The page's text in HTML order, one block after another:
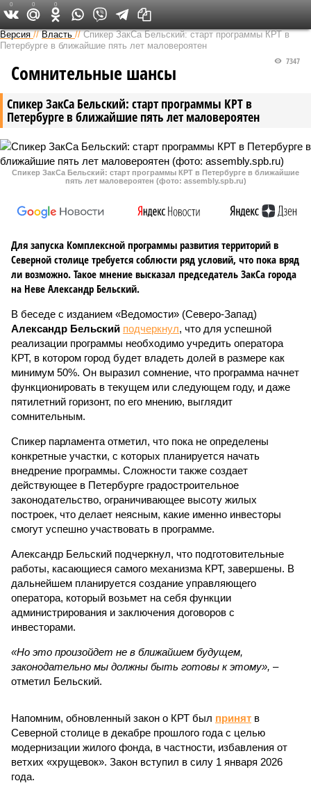
Версия на Неве
Версия //Власть //Спикер ЗакСа Бельский: старт программы КРТ в
Петербурге в ближайшие пять лет маловероятен
Спикер ЗакСа Бельский: старт программы КРТ в
Петербурге в ближайшие пять лет маловероятен
7347
Сомнительные шансы
Спикер ЗакСа Бельский: старт программы КРТ в Петербурге в ближайшие
пять лет маловероятен (фото: assembly.spb.ru)
Для запуска Комплексной программы развития территорий в
Северной столице требуется соблюсти ряд условий, что пока вряд
ли возможно. Такое мнение высказал председатель ЗакСа города
на Неве Александр Бельский.
В беседе с изданием «Ведомости» (Северо-Запад)
Александр Бельский подчеркнул, что для успешной
реализации программы необходимо учредить оператора
КРТ, в котором город будет владеть долей в размере как
минимум 50%. Он выразил сомнение, что программа начнет
функционировать в текущем или следующем году, и даже
пятилетний горизонт, по его мнению, выглядит
сомнительным.
Спикер парламента отметил, что пока не определены
конкретные участки, с которых планируется начать
внедрение программы. Сложности также создает
действующее в Петербурге градостроительное
законодательство, ограничивающее высоту жилых
построек, что делает неясным, какие именно инвесторы
смогут успешно участвовать в программе.
Александр Бельский подчеркнул, что подготовительные
работы, касающиеся самого механизма КРТ, завершены. В
дальнейшем планируется создание управляющего
оператора, который возьмет на себя функции
администрирования и заключения договоров с
инвесторами.
«Но это произойдет не в ближайшем будущем,
законодательно мы должны быть готовы к этому», –
отметил Бельский.
Напомним, обновленный закон о КРТ был принят в
Северной столице в декабре прошлого года с целью
модернизации жилого фонда, в частности, избавления от
ветхих «хрущевок». Закон вступил в силу 1 января 2026
года.
0 0 0